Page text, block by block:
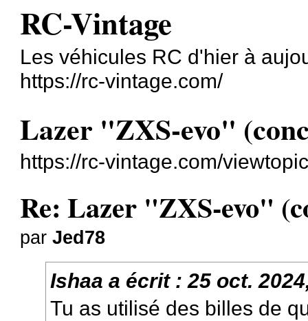
RC-Vintage
Les véhicules RC d'hier à
https://rc-vintage.com/
Lazer "ZXS-evo"
https://rc-vintage.com/
Re: Lazer "ZXS-evo"
parJed78
Ishaa a écrit :25 oct.
Tu as utilisé des billes de